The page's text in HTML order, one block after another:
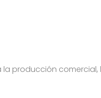
producción